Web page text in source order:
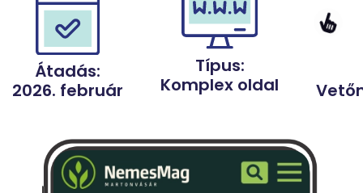
Átadás:
2026. február
Típus:
Komplex oldal